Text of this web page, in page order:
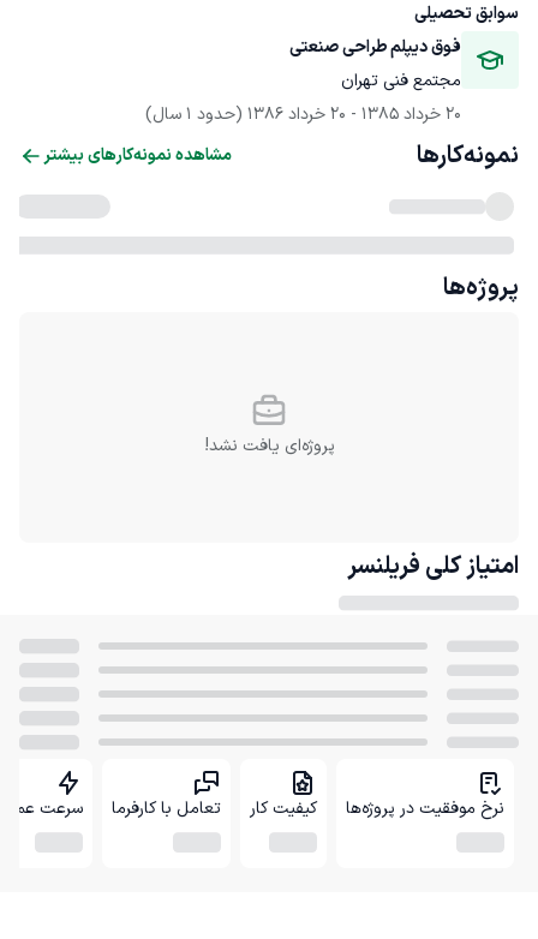
سوابق تحصیلی
فوق دیپلم طراحی صنعتی
مجتمع فنی تهران
20 خرداد 1385
- 20 خرداد 1386 (حدود 1 سال)
نمونه‌کارها مشاهده نمونه‌کارهای بیشتر
پروژه‌ها
پروژه‌ای یافت نشد!
امتیاز کلی فریلنسر
نرخ موفقیت در پروژه‌ها کیفیت کار تعامل با کارفرما سرعت عمل